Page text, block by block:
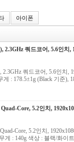
아이폰
쿼드코어, 5.6인치,
쿼드코어, 5.6인치
게 : 178.5±1g (Black 기준
Core, 5.2인치,
Core, 5.2인치,
게 : 140g 색상 : 블랙/화